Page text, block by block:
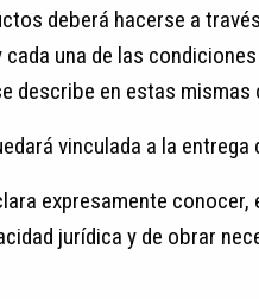
deberá hacerse a
una de las
describe en estas
vinculada a la
expresamente
jurídica y de obrar